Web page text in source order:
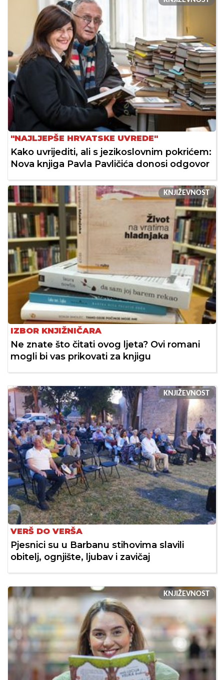
"NAJLJEPŠE HRVATSKE UVREDE"
Kako uvrijediti, ali s jezikoslovnim pokrićem:
Nova knjiga Pavla Pavličića donosi odgovor
KNJIŽEVNOST
IZBOR KNJIŽNIČARA
Ne znate što čitati ovog ljeta? Ovi romani
mogli bi vas prikovati za knjigu
KNJIŽEVNOST
VERŠ DO VERŠA
Pjesnici su u Barbanu stihovima slavili
obitelj, ognjište, ljubav i zavičaj
KNJIŽEVNOST